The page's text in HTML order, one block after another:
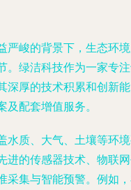
严峻的背景下，生态环
。绿洁科技作为一家专
深厚的技术积累和创新
配套增值服务。
水质、大气、土壤等环
进的传感器技术、物联
采集与智能预警。例如